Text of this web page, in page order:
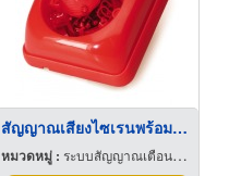
สัญญาณเสียงไซเรนพร้อมไฟกระพริบ (Siren and Strobe)
หมวดหมู่ : ระบบสัญญาณเตือนไฟไหม้